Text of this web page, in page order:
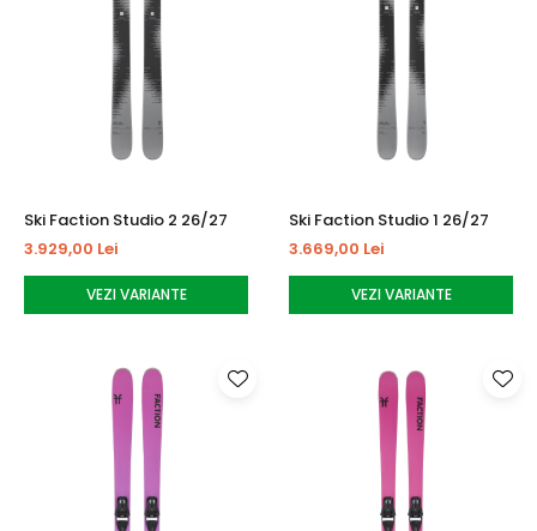
Ski Faction Studio 2 26/27
3.929,00 Lei
VEZI VARIANTE
Ski Faction Studio 1 26/27
3.669,00 Lei
VEZI VARIANTE